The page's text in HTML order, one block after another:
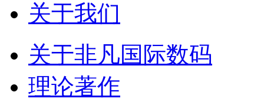
关于我们
关于非凡国际数码
理论著作